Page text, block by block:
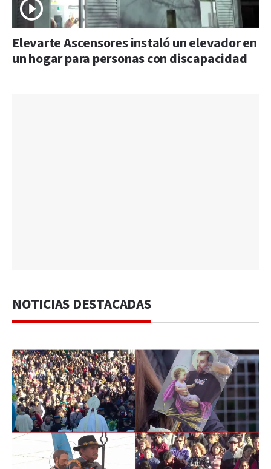
Elevarte Ascensores instaló un elevador en
un hogar para personas con discapacidad
NOTICIAS DESTACADAS